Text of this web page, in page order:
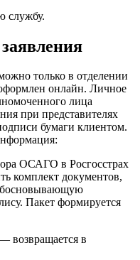
службу.
только в отделении
онлайн. Личное
лица
при представителях
бумаги клиентом.
ОСАГО в Росгосстрах
комплект документов,
Пакет формируется
возвращается в